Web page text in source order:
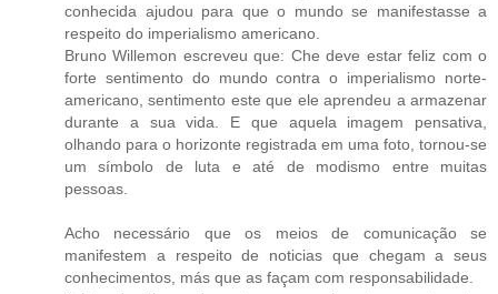
conhecida ajudou para que o mundo se manifestasse a
respeito do imperialismo americano.
Bruno Willemon escreveu que: Che deve estar feliz com o
forte sentimento do mundo contra o imperialismo norte-
americano, sentimento este que ele aprendeu a armazenar
durante a sua vida. E que aquela imagem pensativa,
olhando para o horizonte registrada em uma foto, tornou-se
um símbolo de luta e até de modismo entre muitas
pessoas.
Acho necessário que os meios de comunicação se
manifestem a respeito de noticias que chegam a seus
conhecimentos, más que as façam com responsabilidade.